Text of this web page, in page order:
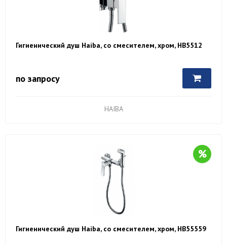
Гигиенический душ Haiba, со смесителем, хром, HB5512
по запросу
HAIBA
Гигиенический душ Haiba, со смесителем, хром, HB55559